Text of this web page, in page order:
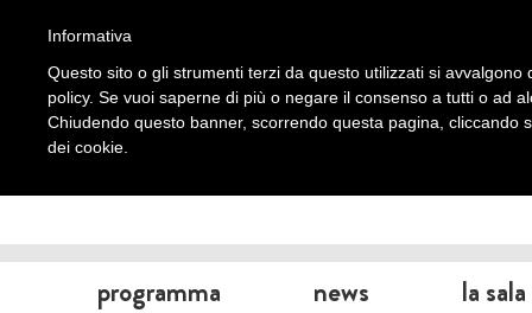
programma news la sala
Informativa
Questo sito o gli strumenti terzi da questo utilizzati si
policy. Se vuoi saperne di più o negare il consenso a tutti o ad
Chiudendo questo banner, scorrendo questa pagina, cliccando
dei cookie.